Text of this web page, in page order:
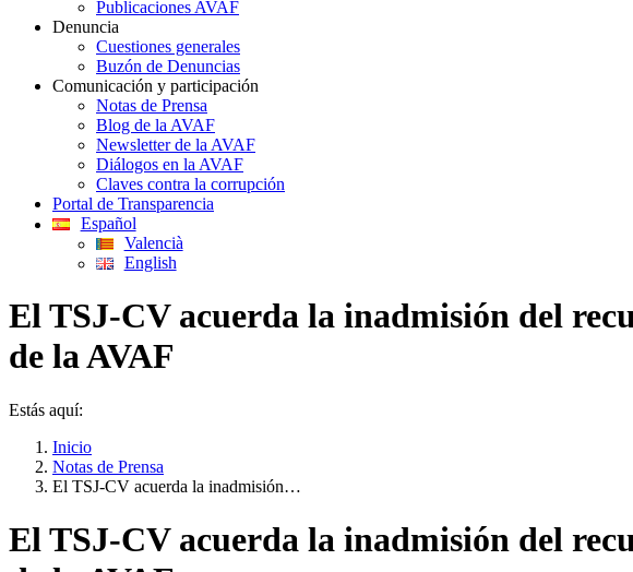
Publicaciones AVAF
Denuncia
Cuestiones generales
Buzón de Denuncias
Comunicación y participación
Notas de Prensa
Blog de la AVAF
Newsletter de la AVAF
Diálogos en la AVAF
Claves contra la corrupción
Portal de Transparencia
Español
Valencià
English
El TSJ-CV acuerda la inadmisión del
de la AVAF
Estás aquí:
Inicio
Notas de Prensa
El TSJ-CV acuerda la inadmisión…
El TSJ-CV acuerda la inadmisión del